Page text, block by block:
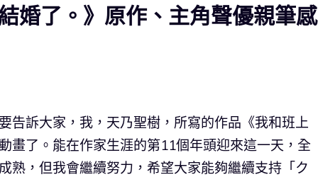
婚了。》原作、主角聲優親筆感
告訴大家，我，天乃聖樹，所寫的作品《我和班上
畫了。能在作家生涯的第11個年頭迎來這一天，全
熟，但我會繼續努力，希望大家能夠繼續支持「ク